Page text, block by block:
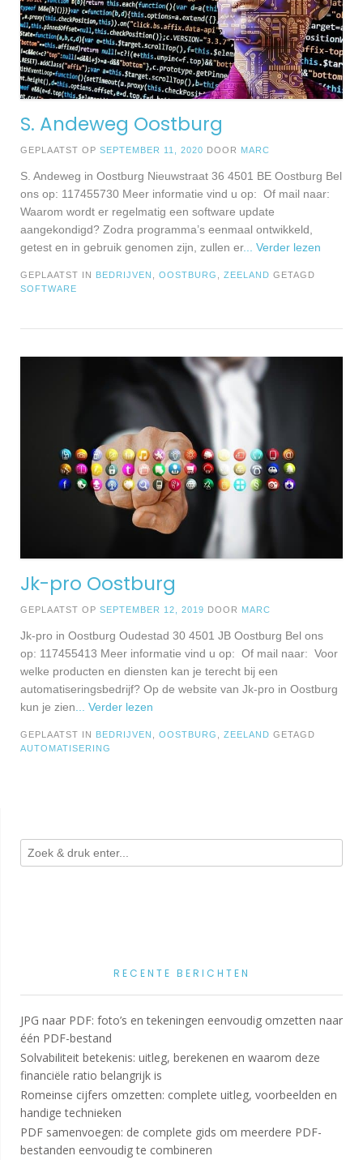
S. Andeweg Oostburg
GEPLAATST OP SEPTEMBER 11, 2020 DOOR MARC
S. Andeweg in Oostburg Nieuwstraat 36 4501 BE Oostburg Bel
ons op: 117455730 Meer informatie vind u op: Of mail naar:
Waarom wordt er regelmatig een software update
aangekondigd? Zodra programma’s eenmaal ontwikkeld,
getest en in gebruik genomen zijn, zullen er... Verder lezen
GEPLAATST IN BEDRIJVEN OOSTBURG ZEELAND GETAGD
SOFTWARE
Jk-pro Oostburg
GEPLAATST OP SEPTEMBER 12, 2019 DOOR MARC
Jk-pro in Oostburg Oudestad 30 4501 JB Oostburg Bel ons
op: 117455413 Meer informatie vind u op: Of mail naar: Voor
welke producten en diensten kan je terecht bij een
automatiseringsbedrijf? Op de website van Jk-pro in Oostburg
kun je zien ... Verder lezen
GEPLAATST IN BEDRIJVEN OOSTBURG ZEELAND GETAGD
AUTOMATISERING
RECENTE BERICHTEN
JPG naar PDF: foto’s en tekeningen eenvoudig omzetten naar
één PDF-bestand
Solvabiliteit betekenis: uitleg, berekenen en waarom deze
financiële ratio belangrijk is
Romeinse cijfers omzetten: complete uitleg, voorbeelden en
handige technieken
PDF samenvoegen: de complete gids om meerdere PDF-
bestanden eenvoudig te combineren